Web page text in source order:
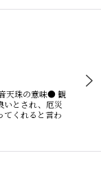
珠の意味● 観
いとされ、厄災
てくれると言わ